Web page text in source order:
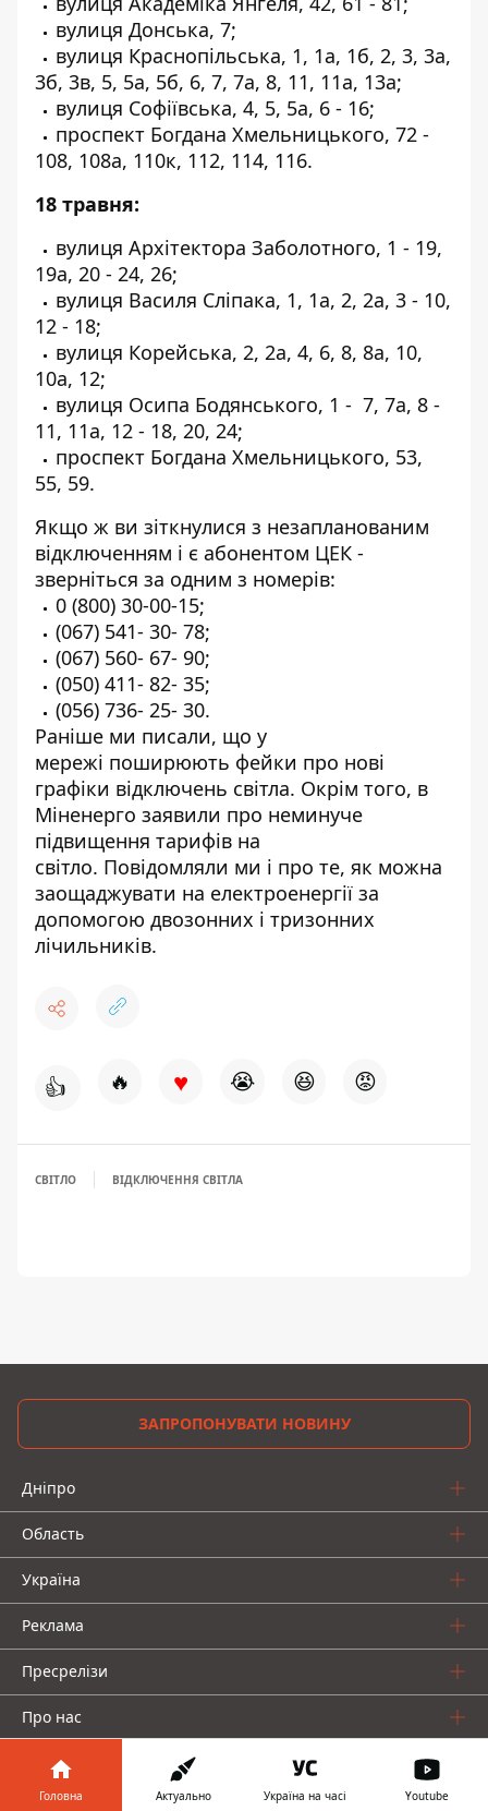
вулиця Донська, 7;
вулиця Краснопільська, 1, 1а, 1б, 2, 3, 3а,
3б, 3в, 5, 5а, 5б, 6, 7, 7а, 8, 11, 11а, 13а;
вулиця Софіївська, 4, 5, 5а, 6 - 16;
проспект Богдана Хмельницького, 72 -
108, 108а, 110к, 112, 114, 116.
18 травня:
вулиця Архітектора Заболотного, 1 - 19,
19а, 20 - 24, 26;
вулиця Василя Сліпака, 1, 1а, 2, 2а, 3 - 10,
12 - 18;
вулиця Корейська, 2, 2а, 4, 6, 8, 8а, 10,
10а, 12;
вулиця Осипа Бодянського, 1 - 7, 7а, 8 -
11, 11а, 12 - 18, 20, 24;
проспект Богдана Хмельницького, 53,
55, 59.
Якщо ж ви зіткнулися з незапланованим
відключенням і є абонентом ЦЕК -
зверніться за одним з номерів:
0 (800) 30-00-15;
(067) 541- 30- 78;
(067) 560- 67- 90;
(050) 411- 82- 35;
(056) 736- 25- 30.
Раніше ми писали, що у
мережі поширюють фейки про нові
графіки відключень світла. Окрім того, в
Міненерго заявили про неминуче
підвищення тарифів на
світло. Повідомляли ми і про те, як можна
заощаджувати на електроенергії за
допомогою двозонних і тризонних
лічильників.
👍 🔥 ♥ 😭 😆 😡
СВІТЛО ВІДКЛЮЧЕННЯ СВІТЛА
ЗАПРОПОНУВАТИ НОВИНУ
Дніпро
Область
Україна
Реклама
Пресрелізи
Про нас
Головна Актуально Україна на часі Youtube